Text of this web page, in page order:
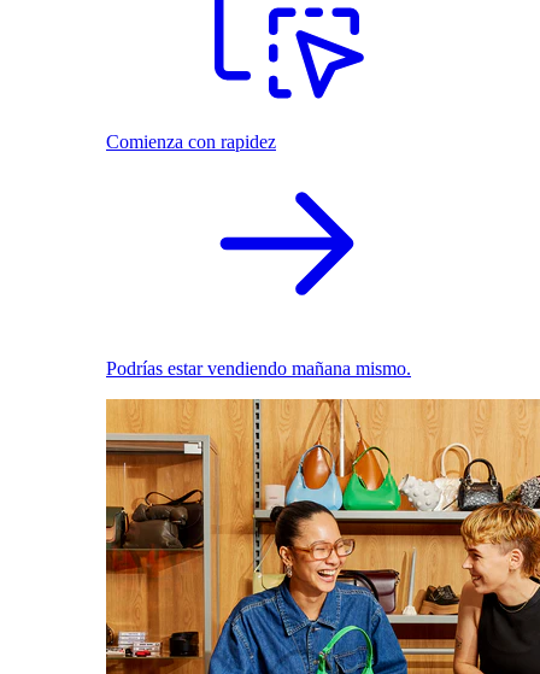
Comienza con rapidez
Podrías estar vendiendo mañana mismo.